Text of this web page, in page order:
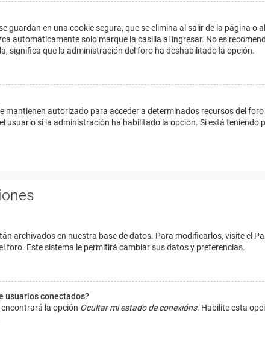
guardan en una cookie segura, que se elimina al salir de la página o
automáticamente solo marque la casilla al ingresar. No es
significa que la administración del foro ha deshabilitado la opción.
mantienen autorizado para acceder a determinados recursos del
usuario si la administración ha habilitado la opción. Si está teniendo
archivados en nuestra base de datos. Para modificarlos, visite el
foro. Este sistema le permitirá cambiar sus datos y preferencias.
usuarios conectados?
encontrará la opción Ocultar mi estado de conexións. Habilite esta